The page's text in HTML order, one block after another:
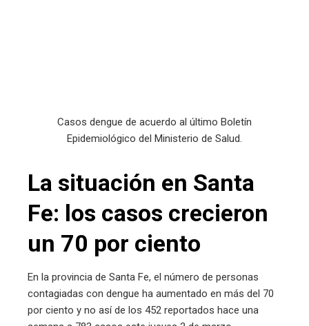
Casos dengue de acuerdo al último Boletín
Epidemiológico del Ministerio de Salud.
La situación en Santa
Fe: los casos crecieron
un 70 por ciento
En la provincia de Santa Fe, el número de personas
contagiadas con dengue ha aumentado en más del 70
por ciento y no así de los 452 reportados hace una